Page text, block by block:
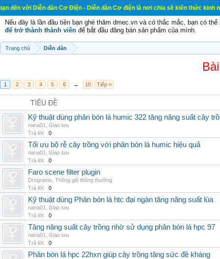
đàn Cơ Điện - Diễn đàn Cơ điện là nơi chia sẽ kiến thức kinh nghiệm
Nếu đây là lần đầu tiên bạn ghé thăm dmec.vn và có thắc mắc, bạn có
để trở thành thành viên để bắt đầu đăng bán sản phẩm của mình.
Trang chủ Diễn đàn
1 2 3 4 5 6 → 10 Tiếp >
TIÊU ĐỀ
Kỹ thuật dùng phân bón lá humic 322 tăng năng suất cây
nana01
Giao lưu
Trả lời:
0
Tối ưu bộ rễ cây trồng với phân bón lá humic hiệu quả
nana01
Giao lưu
Trả lời:
0
Faro scene filter plugin
Drograms Thông gió thông thường
Trả lời:
0
Kỹ thuật dùng Phân bón lá htc đại ngàn tăng năng suất lúa
nana01
Giao lưu
Trả lời:
0
Tăng năng suất cây trồng nhờ sử dụng phân bón lá hpc 97
nana01
Giao lưu
Trả lời:
0
Phân bón lá hpc 22hxn giúp cây trồng tăng sức đề kháng